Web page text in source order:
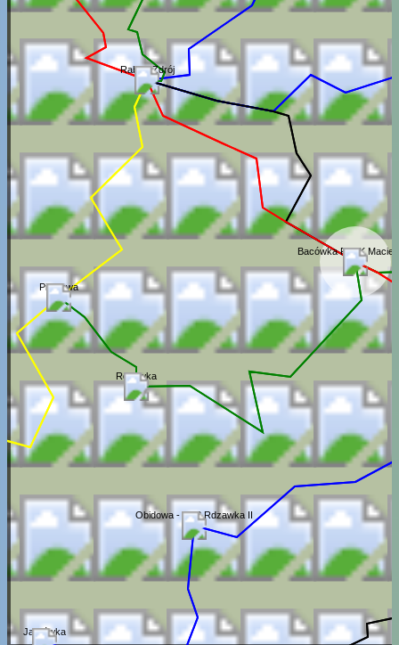
Bacówka PTTK
Janiłówka
Obidowa - PKS Rdzawka II
Piątkowa
Rabka-Zdrój
Rdzawka